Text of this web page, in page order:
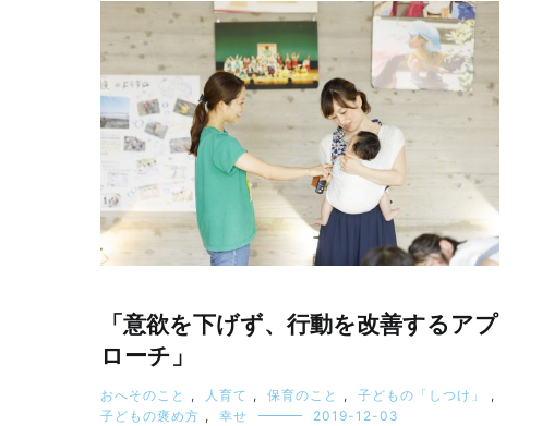
「意欲を下げず、行動を改善するアプ
ローチ」
おへそのこと , 人育て , 保育のこと , 子どもの「しつけ」
,
子どもの褒め方 , 幸せ 2019-12-03